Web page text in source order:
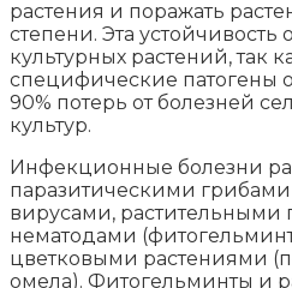
растения и поражать
степени. Эта устойчивость
культурных растений, так
специфические патогены
90% потерь от болезней
культур.
Инфекционные болезни
паразитическими
вирусами,
нематодами
цветковыми растениями
омела). Фитогельминты и